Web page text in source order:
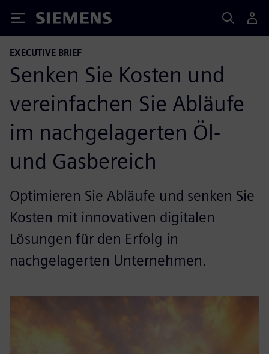
Siemens
EXECUTIVE BRIEF
Senken Sie Kosten und
vereinfachen Sie Abläufe
im nachgelagerten Öl-
und Gasbereich
Optimieren Sie Abläufe und senken Sie
Kosten mit innovativen digitalen
Lösungen für den Erfolg in
nachgelagerten Unternehmen.